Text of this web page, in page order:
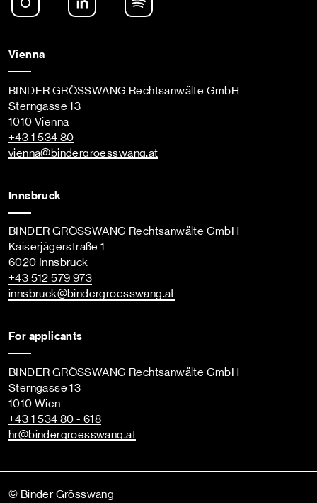
Vienna
BINDER GRÖSSWANG Rechtsanwälte GmbH
Sterngasse 13
1010 Vienna
+43 1 534 80
vienna@bindergroesswang.at
Innsbruck
BINDER GRÖSSWANG Rechtsanwälte GmbH
Kaiserjägerstraße 1
6020 Innsbruck
+43 512 579 973
innsbruck@bindergroesswang.at
For applicants
BINDER GRÖSSWANG Rechtsanwälte GmbH
Sterngasse 13
1010 Wien
+43 1 534 80 - 618
hr@bindergroesswang.at
© Binder Grösswang